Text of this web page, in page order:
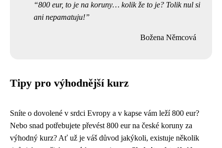
800 eur, to je na koruny… kolik že to je? Tolik nul si
ani nepamatuju!
Božena Němcová
Tipy pro výhodnější kurz
Sníte o dovolené v srdci Evropy a v kapse vám leží 800 eur?
Nebo snad potřebujete převést 800 eur na české koruny za
výhodný kurz? Ať už je váš důvod jakýkoli, existuje několik